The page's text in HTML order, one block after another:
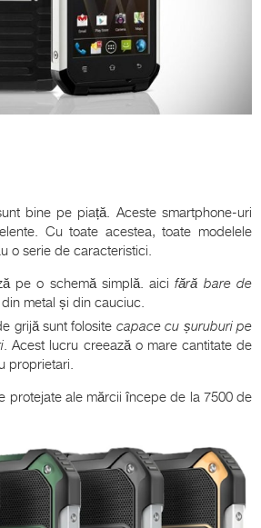
bine pe piață. Aceste smartphone-uri
Cu toate acestea, toate modelele
o serie de caracteristici.
pe o schemă simplă. aicifără bare de
din metal și din cauciuc.
grijă sunt folosite capace cu șuruburi pe
. Acest lucru creează o mare cantitate de
proprietari.
protejate ale mărcii începe de la 7500 de